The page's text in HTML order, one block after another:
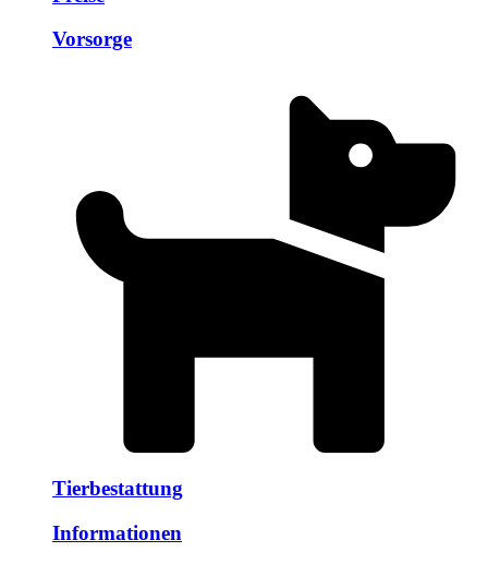
Vorsorge
Tierbestattung
Informationen